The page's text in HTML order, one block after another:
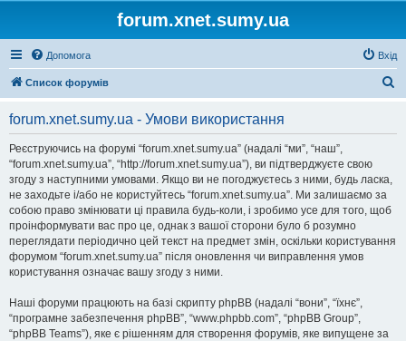
forum.xnet.sumy.ua
Допомога Вхід
Список форумів
forum.xnet.sumy.ua - Умови використання
Реєструючись на форумі “forum.xnet.sumy.ua” (надалі “ми”, “наш”,
“forum.xnet.sumy.ua”, “http://forum.xnet.sumy.ua”), ви підтверджуєте свою
згоду з наступними умовами. Якщо ви не погоджуєтесь з ними, будь ласка,
не заходьте і/або не користуйтесь “forum.xnet.sumy.ua”. Ми залишаємо за
собою право змінювати ці правила будь-коли, і зробимо усе для того, щоб
проінформувати вас про це, однак з вашої сторони було б розумно
переглядати періодично цей текст на предмет змін, оскільки користування
форумом “forum.xnet.sumy.ua” після оновлення чи виправлення умов
користування означає вашу згоду з ними.
Наші форуми працюють на базі скрипту phpBB (надалі “вони”, “їхнє”,
“програмне забезпечення phpBB”, “www.phpbb.com”, “phpBB Group”,
“phpBB Teams”), яке є рішенням для створення форумів, яке випущене за